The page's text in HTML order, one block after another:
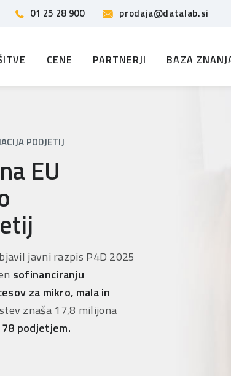
01 25 28 900 prodaja@datalab.si
CENE PARTNERJI BAZA
PODJETIJ
EU
javni razpis P4D 2025
sofinanciranju
za mikro, mala in
znaša 17,8 milijona
podjetjem.